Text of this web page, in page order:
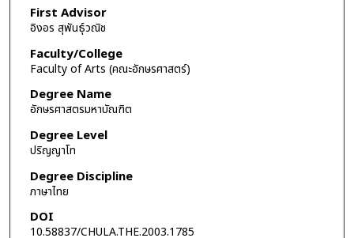
First Advisor
อิงอร สุพันธุ์วณิช
Faculty/College
Faculty of Arts (คณะอักษรศาสตร์)
Degree Name
อักษรศาสตรมหาบัณฑิต
Degree Level
ปริญญาโท
Degree Discipline
ภาษาไทย
DOI
10.58837/CHULA.THE.2003.1785